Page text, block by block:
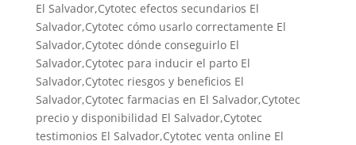
El Salvador,Cytotec efectos secundarios El
Salvador,Cytotec cómo usarlo correctamente El
Salvador,Cytotec dónde conseguirlo El
Salvador,Cytotec para inducir el parto El
Salvador,Cytotec riesgos y beneficios El
Salvador,Cytotec farmacias en El Salvador,Cytotec
precio y disponibilidad El Salvador,Cytotec
testimonios El Salvador,Cytotec venta online El